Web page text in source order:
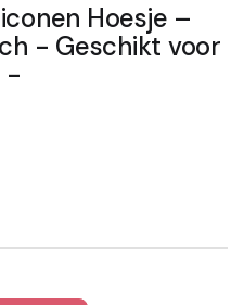
Hoesje –
- Geschikt voor
-